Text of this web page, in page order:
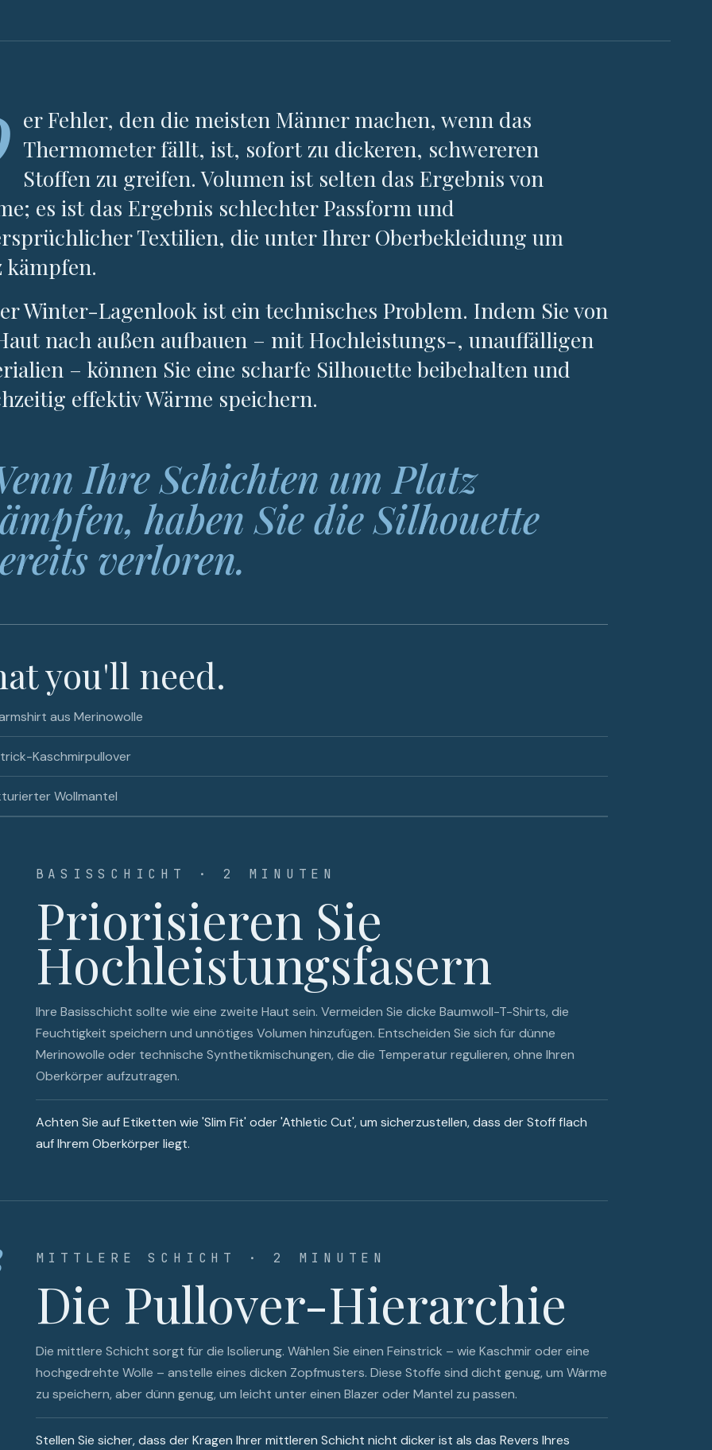
er Fehler, den die meisten Männer machen, wenn das
Thermometer fällt, ist, sofort zu dickeren, schwereren
Stoffen zu greifen. Volumen ist selten das Ergebnis von
es ist das Ergebnis schlechter Passform und
Textilien, die unter Ihrer Oberbekleidung um
kämpfen.
Winter-Lagenlook ist ein technisches Problem. Indem Sie von
nach außen aufbauen – mit Hochleistungs-, unauffälligen
– können Sie eine scharfe Silhouette beibehalten und
effektiv Wärme speichern.
Ihre Schichten um Platz
haben Sie die Silhouette
verloren.
you'll need.
aus Merinowolle
Kaschmirpullover
Wollmantel
BASISSCHICHT · 2 MINUTEN
Priorisieren Sie
Hochleistungsfasern
Ihre Basisschicht sollte wie eine zweite Haut sein. Vermeiden Sie dicke Baumwoll-T-Shirts, die
Feuchtigkeit speichern und unnötiges Volumen hinzufügen. Entscheiden Sie sich für dünne
Merinowolle oder technische Synthetikmischungen, die die Temperatur regulieren, ohne Ihren
Oberkörper aufzutragen.
Achten Sie auf Etiketten wie 'Slim Fit' oder 'Athletic Cut', um sicherzustellen, dass der Stoff flach
auf Ihrem Oberkörper liegt.
MITTLERE SCHICHT · 2 MINUTEN
Die Pullover-Hierarchie
Die mittlere Schicht sorgt für die Isolierung. Wählen Sie einen Feinstrick – wie Kaschmir oder eine
hochgedrehte Wolle – anstelle eines dicken Zopfmusters. Diese Stoffe sind dicht genug, um Wärme
zu speichern, aber dünn genug, um leicht unter einen Blazer oder Mantel zu passen.
Stellen Sie sicher, dass der Kragen Ihrer mittleren Schicht nicht dicker ist als das Revers Ihres